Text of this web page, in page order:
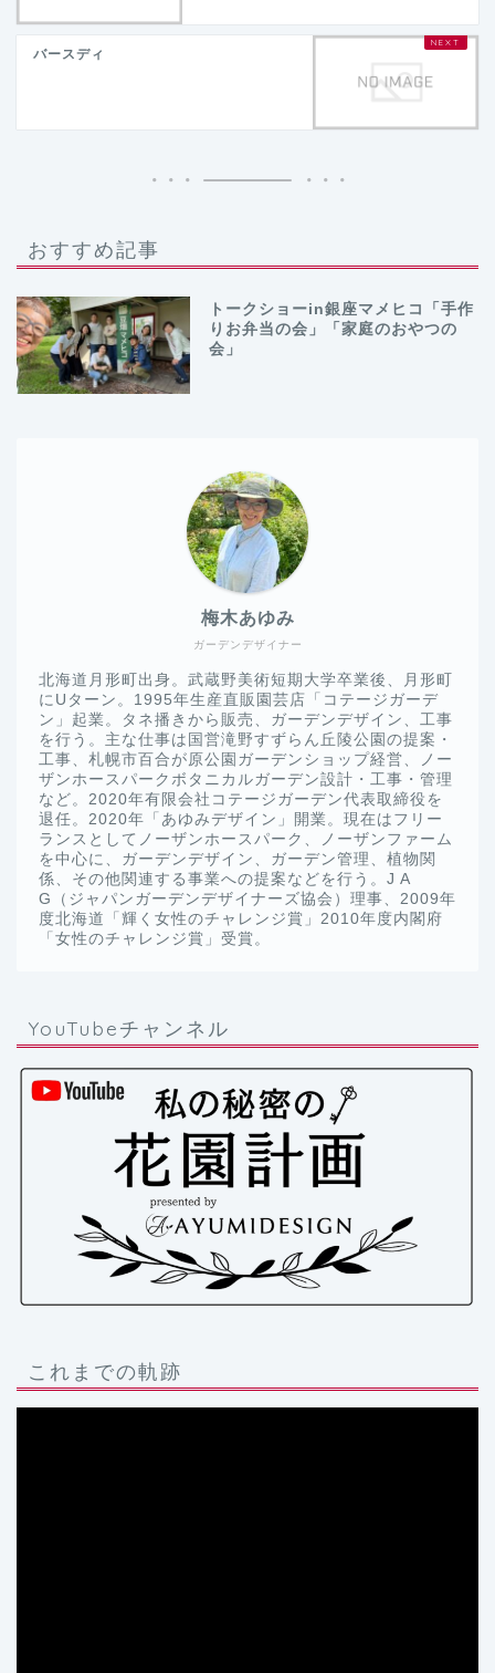
バースディ
おすすめ記事
トークショーin銀座マメヒコ「手作
りお弁当の会」「家庭のおやつの
会」
ガーデンデザイナー
梅木あゆみ
北海道月形町出身。武蔵野美術短期大学卒業後、月形町
にUターン。1995年生産直販園芸店「コテージガーデ
ン」起業。タネ播きから販売、ガーデンデザイン、工事
を行う。主な仕事は国営滝野すずらん丘陵公園の提案・
工事、札幌市百合が原公園ガーデンショップ経営、ノー
ザンホースパークボタニカルガーデン設計・工事・管理
など。2020年有限会社コテージガーデン代表取締役を
退任。2020年「あゆみデザイン」開業。現在はフリー
ランスとしてノーザンホースパーク、ノーザンファーム
を中心に、ガーデンデザイン、ガーデン管理、植物関
係、その他関連する事業への提案などを行う。J A
G（ジャパンガーデンデザイナーズ協会）理事、2009年
度北海道「輝く女性のチャレンジ賞」2010年度内閣府
「女性のチャレンジ賞」受賞。
YouTubeチャンネル
これまでの軌跡